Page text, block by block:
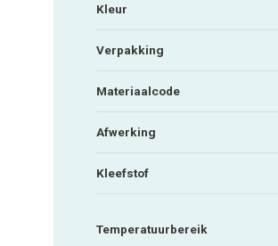
Kleur
Verpakking
Materiaalcode
Afwerking
Kleefstof
Temperatuurbereik